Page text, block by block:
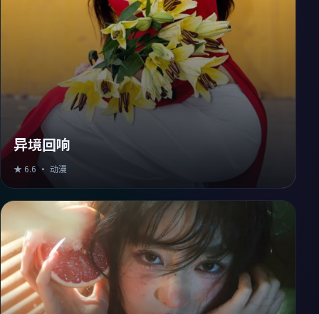
异境回响
★ 6.6 ·动漫